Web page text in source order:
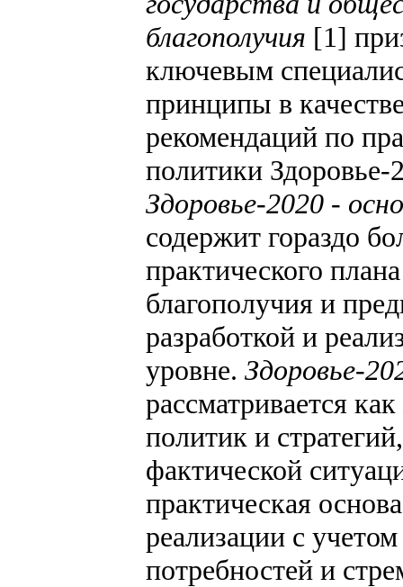
благополучия [1]
ключевым
принципы в
рекомендаций по
политики Здоровье-
Здоровье-2020 -
содержит гораздо
практического
благополучия и
разработкой и
уровне. Здоровье-
рассматривается
политик и
фактической
практическая
реализации с
потребностей и